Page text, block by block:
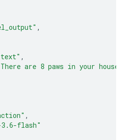
,
,
are 8 paws in your
,
3.6-flash"